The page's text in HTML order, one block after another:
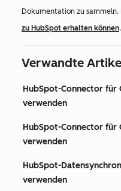
Dokumentation zu sammeln.
zu HubSpot erhalten können.
Verwandte
HubSpot-Connector für
verwenden
HubSpot-Connector für
verwenden
HubSpot-
verwenden